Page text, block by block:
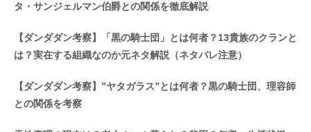
タ・サンジェルマン伯爵との関係を徹底解説
【ダンダダン考察】「黒の騎士団」とは何者？13貴族のクランと
は？実在する組織なのか元ネタ解説（ネタバレ注意）
【ダンダダン考察】”ヤタガラス”とは何者？黒の騎士団、理容師
との関係を考察